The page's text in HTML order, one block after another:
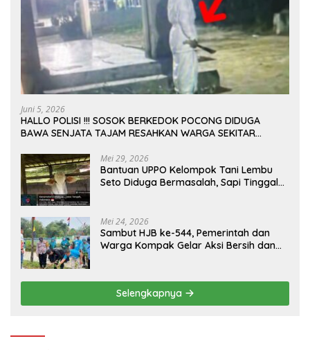
Juni 5, 2026
HALLO POLISI !!! SOSOK BERKEDOK POCONG DIDUGA
BAWA SENJATA TAJAM RESAHKAN WARGA SEKITAR
Mei 29, 2026
Bantuan UPPO Kelompok Tani Lembu
Seto Diduga Bermasalah, Sapi Tinggal
Mei 24, 2026
Sambut HJB ke-544, Pemerintah dan
Warga Kompak Gelar Aksi Bersih dan
Selengkapnya